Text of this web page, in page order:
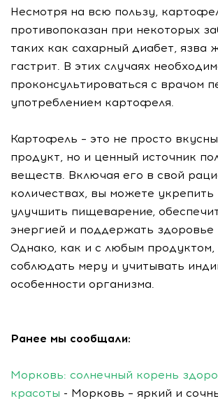
Несмотря на всю пользу,
противопоказан при некоторых
таких как сахарный диабет, язва
гастрит. В этих случаях
проконсультироваться с врачом
употреблением картофеля.
Картофель – это не просто
продукт, но и ценный источник
веществ. Включая его в свой
количествах, вы можете укрепить
улучшить пищеварение,
энергией и поддержать здоровье
Однако, как и с любым
соблюдать меру и учитывать
особенности организма.
Ранее мы сообщали:
Морковь: солнечный корень
красоты - Морковь – яркий и